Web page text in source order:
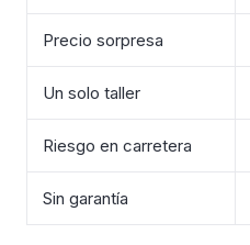
Precio sorpresa
Un solo taller
Riesgo en carretera
Sin garantía